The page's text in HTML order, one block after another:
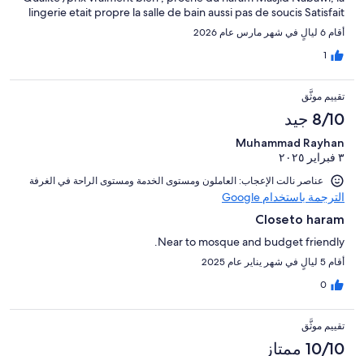
lingerie etait propre la salle de bain aussi pas de soucis Satisfait
أقام 6 ليالٍ في شهر مارس عام 2026
1
تقييم موثَّق
8/10 جيد
Muhammad Rayhan
٣ فبراير ٢٠٢٥
عناصر نالت الإعجاب: ⁦العاملون ومستوى الخدمة⁩ و⁦مستوى الراحة في الغرفة⁩
الترجمة باستخدام Google
Closeto haram
Near to mosque and budget friendly.
أقام 5 ليالٍ في شهر يناير عام 2025
0
تقييم موثَّق
10/10 ممتاز